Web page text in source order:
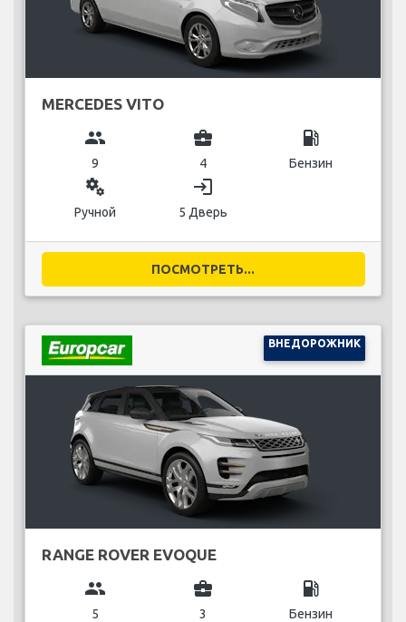
MERCEDES VITO
group
9
business_center
4
local_gas_station
Бензин
miscellaneous_services
Ручной
login
5 Дверь
ПОСМОТРЕТЬ...
ВНЕДОРОЖНИК
RANGE ROVER EVOQUE
group
5
business_center
3
local_gas_station
Бензин